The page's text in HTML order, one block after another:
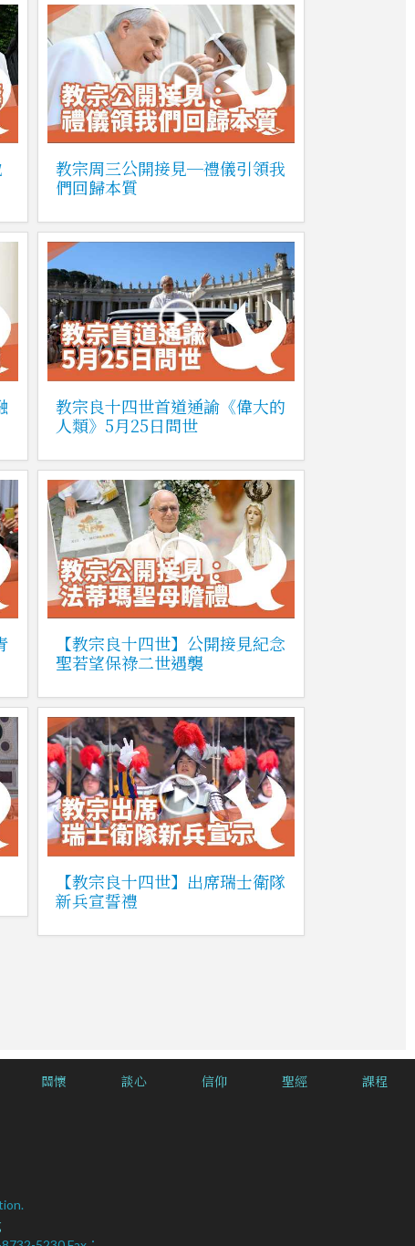
教宗周三公開接見─禮儀引領我
們回歸本質
教宗良十四世首道通諭《偉大的
人類》5月25日問世
【教宗良十四世】公開接見紀念
聖若望保祿二世遇襲
【教宗良十四世】出席瑞士衛隊
新兵宣誓禮
關懷 談心 信仰 聖經 課程